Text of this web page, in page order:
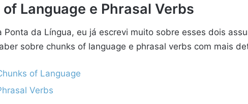
of Language e Phrasal Verbs
Ponta da Língua, eu já escrevi muito sobre esses dois
sobre chunks of language e phrasal verbs com mais
of Language
Verbs